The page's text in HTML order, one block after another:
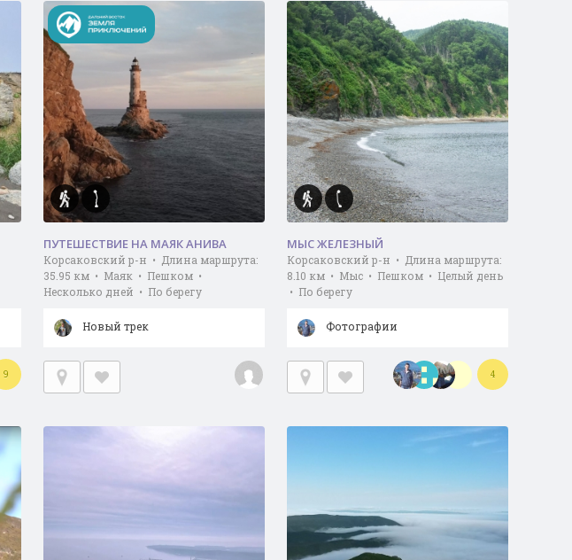
9
ПУТЕШЕСТВИЕ НА МАЯК АНИВА
Корсаковский р-н • Длина маршрута:
35.95 км • Маяк • Пешком •
Несколько дней • По берегу
Новый трек
МЫС ЖЕЛЕЗНЫЙ
Корсаковский р-н • Длина маршрута:
8.10 км • Мыс • Пешком • Целый день
• По берегу
Фотографии
4